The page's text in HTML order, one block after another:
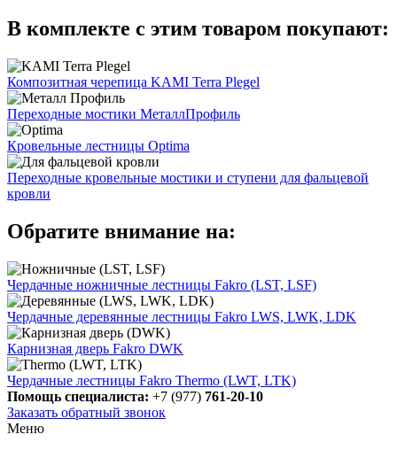
В комплекте с этим товаром покупают:
Композитная черепица KAMI Terra Plegel
Переходные мостики МеталлПрофиль
Кровельные лестницы Optima
Переходные кровельные мостики и ступени для фальцевой
кровли
Обратите внимание на:
Чердачные ножничные лестницы Fakro (LST, LSF)
Чердачные деревянные лестницы Fakro LWS, LWK, LDK
Карнизная дверь Fakro DWK
Чердачные лестницы Fakro Thermo (LWT, LTK)
Помощь специалиста: +7 (977) 761-20-10
Заказать обратный звонок
Меню